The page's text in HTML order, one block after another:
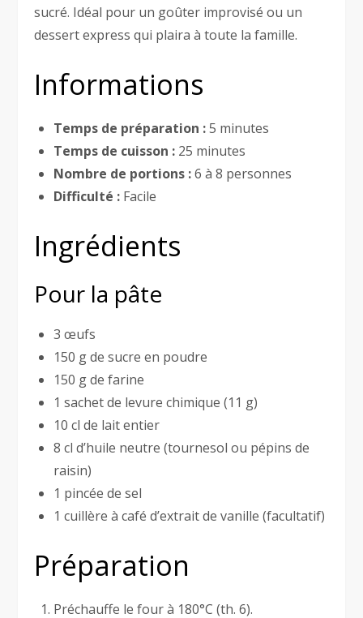
sucré. Idéal pour un goûter improvisé ou un
dessert express qui plaira à toute la famille.
Informations
Temps de préparation :5 minutes
Temps de cuisson : 25 minutes
Nombre de portions :6 à 8 personnes
Difficulté : Facile
Ingrédients
Pour la pâte
3 œufs
150 g de sucre en poudre
150 g de farine
1 sachet de levure chimique (11 g)
10 cl de lait entier
8 cl d’huile neutre (tournesol ou pépins de
raisin)
1 pincée de sel
1 cuillère à café d’extrait de vanille (facultatif)
Préparation
Préchauffe le four à 180°C (th. 6).